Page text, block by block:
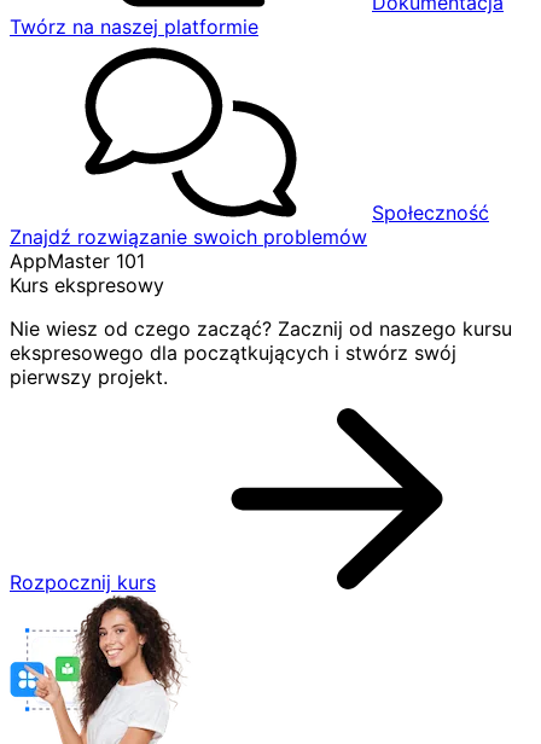
Twórz na naszej platformie
Społeczność
Znajdź rozwiązanie swoich problemów
AppMaster 101
Kurs ekspresowy
Nie wiesz od czego zacząć? Zacznij od naszego kursu
ekspresowego dla początkujących i stwórz swój
pierwszy projekt.
Rozpocznij kurs